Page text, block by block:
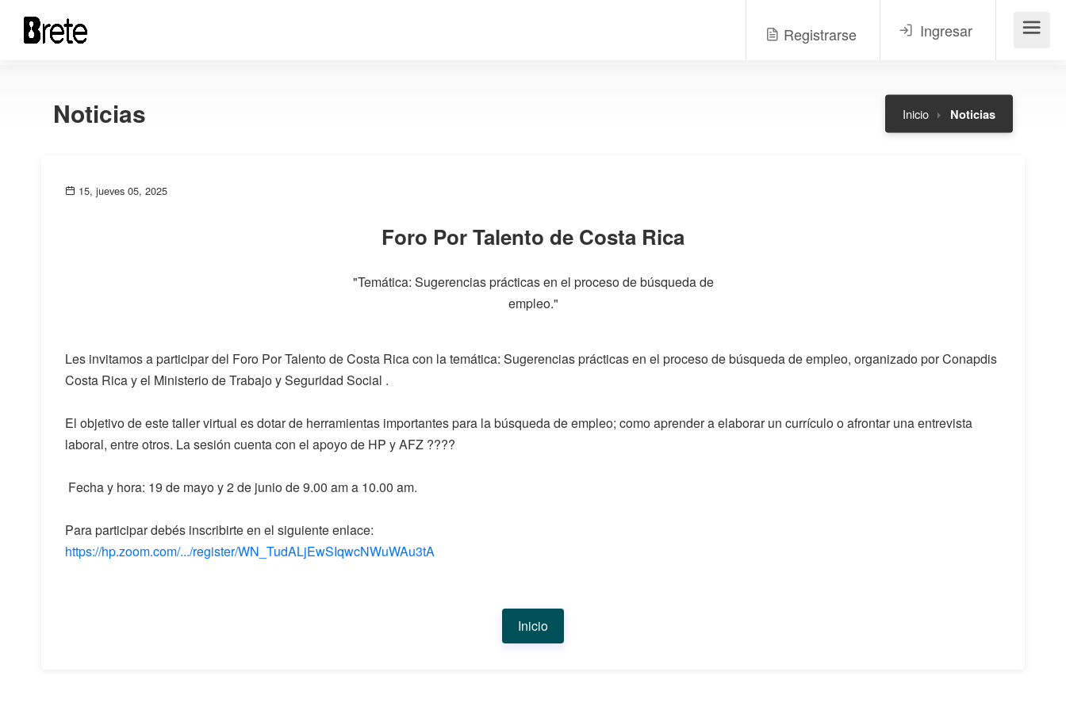
Registrarse Ingresar Menú
Noticias Inicio Noticias
15, jueves 05, 2025
Foro Por Talento de Costa Rica
"Temática: Sugerencias prácticas en el proceso de búsqueda de
empleo."
Les invitamos a participar del Foro Por Talento de Costa Rica con la temática: Sugerencias prácticas en el proceso de búsqueda de empleo, organizado por Conapdis
Costa Rica y el Ministerio de Trabajo y Seguridad Social .
El objetivo de este taller virtual es dotar de herramientas importantes para la búsqueda de empleo; como aprender a elaborar un currículo o afrontar una entrevista
laboral, entre otros. La sesión cuenta con el apoyo de HP y AFZ ????
Fecha y hora: 19 de mayo y 2 de junio de 9.00 am a 10.00 am.
Para participar debés inscribirte en el siguiente enlace:
https://hp.zoom.com/.../register/WN_TudALjEwSIqwcNWuWAu3tA
Inicio